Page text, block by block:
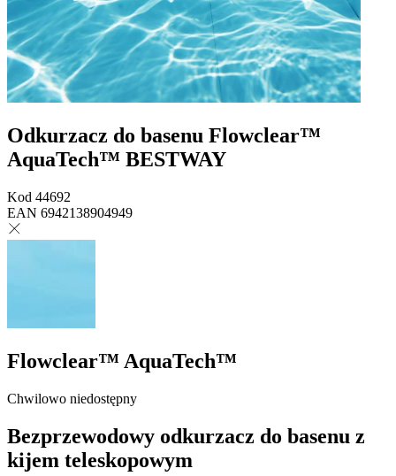
Odkurzacz do basenu Flowclear™
AquaTech™ BESTWAY
Kod 44692
EAN 6942138904949
Flowclear™ AquaTech™
Chwilowo niedostępny
Bezprzewodowy odkurzacz do basenu z
kijem teleskopowym